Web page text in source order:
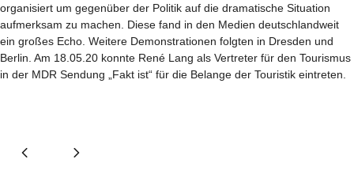
organisiert um gegenüber der Politik auf die dramatische Situation
aufmerksam zu machen. Diese fand in den Medien deutschlandweit
ein großes Echo. Weitere Demonstrationen folgten in Dresden und
Berlin. Am 18.05.20 konnte René Lang als Vertreter für den Tourismus
in der MDR Sendung „Fakt ist“ für die Belange der Touristik eintreten.